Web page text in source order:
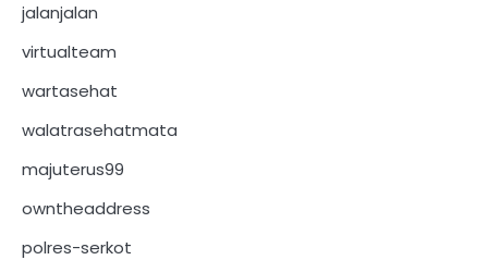
jalanjalan
virtualteam
wartasehat
walatrasehatmata
majuterus99
owntheaddress
polres-serkot